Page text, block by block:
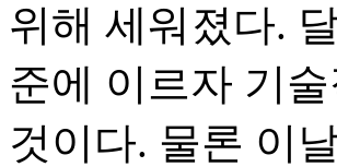
위해 세워졌다.
준에 이르자 기
것이다. 물론 이